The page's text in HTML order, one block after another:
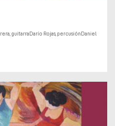
guitarraDarío Rojas, percusiónDaniel